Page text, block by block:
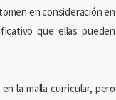
en consideración en
que ellas pueden
la malla curricular, pero